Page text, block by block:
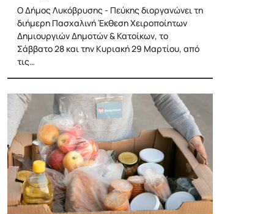
Ο Δήμος Λυκόβρυσης - Πεύκης διοργανώνει τη
διήμερη Πασχαλινή Έκθεση Χειροποίητων
Δημιουργιών Δημοτών & Κατοίκων, το
Σάββατο 28 και την Κυριακή 29 Μαρτίου, από
τις…